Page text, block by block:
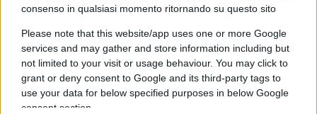
consenso in qualsiasi momento ritornando su questo sito
Please note that this website/app uses one or more Google
services and may gather and store information including but
not limited to your visit or usage behaviour. You may click to
grant or deny consent to Google and its third-party tags to
use your data for below specified purposes in below Google
consent section.
Player